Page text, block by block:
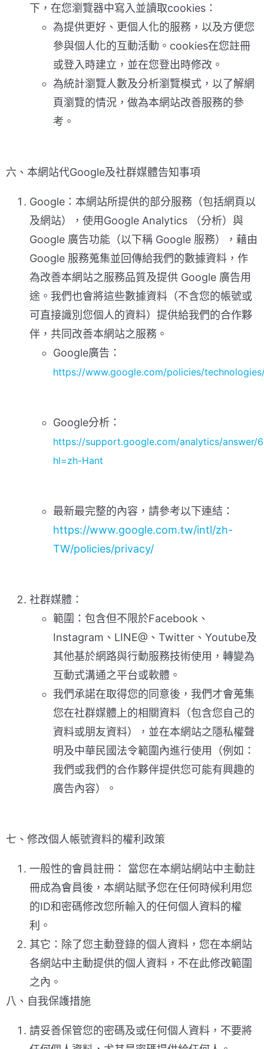
下，在您瀏覽器中寫入並讀取cookies：
為提供更好、更個人化的服務，以及方便您
參與個人化的互動活動。cookies在您註冊
或登入時建立，並在您登出時修改。
為統計瀏覽人數及分析瀏覽模式，以了解網
頁瀏覽的情況，做為本網站改善服務的參
考。
六、本網站代Google及社群媒體告知事項
Google：本網站所提供的部分服務（包括網頁以
及網站），使用Google Analytics （分析）與
Google 廣告功能（以下稱 Google 服務），藉由
Google 服務蒐集並回傳給我們的數據資料，作
為改善本網站之服務品質及提供 Google 廣告用
途。我們也會將這些數據資料（不含您的帳號或
可直接識別您個人的資料）提供給我們的合作夥
伴，共同改善本網站之服務。
Google廣告：
https://www.google.com/policies/
Google分析：
https://support.google.com/analytics/answer/
hl=zh-Hant
最新最完整的內容，請參考以下連結：
https://www.google.com.tw/intl/zh-
TW/policies/privacy/
社群媒體：
範圍：包含但不限於Facebook、
Instagram、LINE@、Twitter、Youtube及
其他基於網路與行動服務技術使用，轉變為
互動式溝通之平台或軟體。
我們承諾在取得您的同意後，我們才會蒐集
您在社群媒體上的相關資料（包含您自己的
資料或朋友資料），並在本網站之隱私權聲
明及中華民國法令範圍內進行使用（例如：
我們或我們的合作夥伴提供您可能有興趣的
廣告內容）。
七、修改個人帳號資料的權利政策
一般性的會員註冊： 當您在本網站網站中主動註
冊成為會員後，本網站賦予您在任何時候利用您
的ID和密碼修改您所輸入的任何個人資料的權
利。
其它：除了您主動登錄的個人資料，您在本網站
各網站中主動提供的個人資料，不在此修改範圍
之內。
八、自我保護措施
請妥善保管您的密碼及或任何個人資料，不要將